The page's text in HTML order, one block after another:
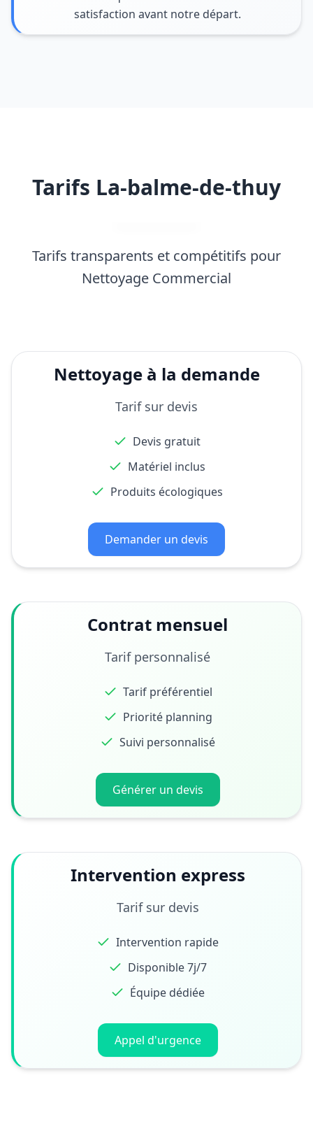
satisfaction avant notre départ.
Tarifs La-balme-de-thuy
Tarifs transparents et compétitifs pour
Nettoyage Commercial
Nettoyage à la demande
Tarif sur devis
Devis gratuit
Matériel inclus
Produits écologiques
Demander un devis
Contrat mensuel
Tarif personnalisé
Tarif préférentiel
Priorité planning
Suivi personnalisé
Générer un devis
Intervention express
Tarif sur devis
Intervention rapide
Disponible 7j/7
Équipe dédiée
Appel d'urgence